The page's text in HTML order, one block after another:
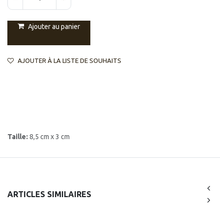
Ajouter au panier
AJOUTER À LA LISTE DE SOUHAITS
Taille: 8,5 cm x 3 cm
ARTICLES SIMILAIRES